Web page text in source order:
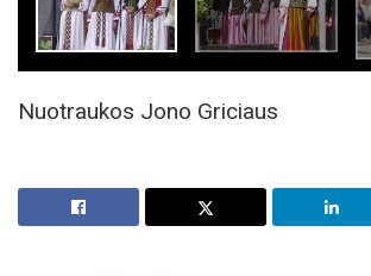
Nuotraukos Jono Griciaus